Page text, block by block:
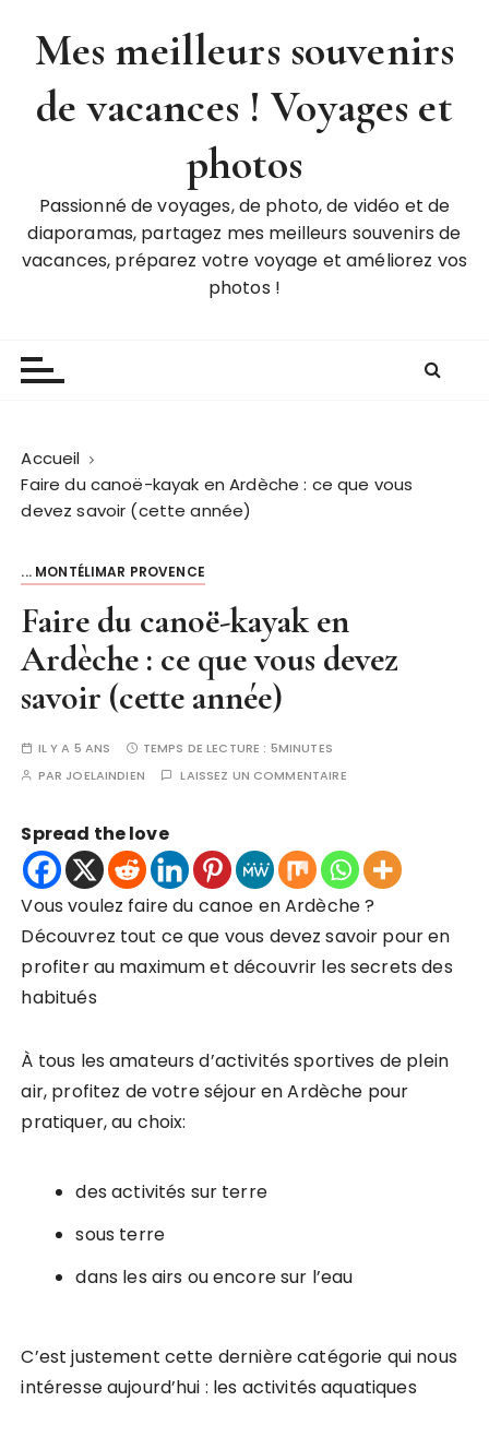
Mes meilleurs souvenirs
de vacances ! Voyages et
photos
Passionné de voyages, de photo, de vidéo et de
diaporamas, partagez mes meilleurs souvenirs de
vacances, préparez votre voyage et améliorez vos
photos !
Accueil
Faire du canoë-kayak en Ardèche : ce que vous
devez savoir (cette année)
... MONTÉLIMAR PROVENCE
Faire du canoë-kayak en
Ardèche : ce que vous devez
savoir (cette année)
IL Y A 5 ANS TEMPS DE LECTURE : 5MINUTES
PAR JOELAINDIEN LAISSEZ UN COMMENTAIRE
Spread the love
Vous voulez faire du canoe en Ardèche ?
Découvrez tout ce que vous devez savoir pour en
profiter au maximum et découvrir les secrets des
habitués
À tous les amateurs d’activités sportives de plein
air, profitez de votre séjour en Ardèche pour
pratiquer, au choix:
des activités sur terre
sous terre
dans les airs ou encore sur l’eau
C’est justement cette dernière catégorie qui nous
intéresse aujourd’hui : les activités aquatiques